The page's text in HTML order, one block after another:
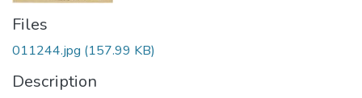
Files
011244.jpg (157.99 KB)
Description